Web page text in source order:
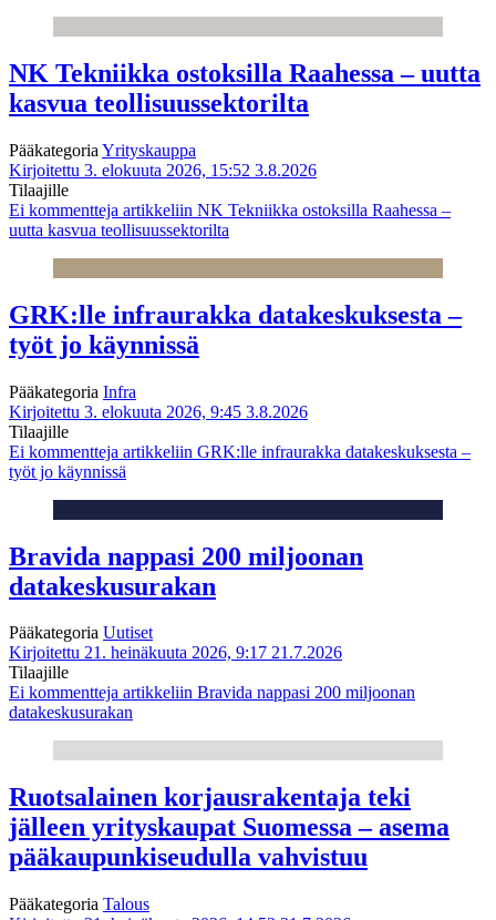
NK Tekniikka ostoksilla Raahessa – uutta
kasvua teollisuussektorilta
Pääkategoria Yrityskauppa
Kirjoitettu 3. elokuuta 2026, 15:52 3.8.2026
Tilaajille
Ei kommentteja artikkeliin NK Tekniikka ostoksilla Raahessa –
uutta kasvua teollisuussektorilta
GRK:lle infraurakka datakeskuksesta –
työt jo käynnissä
Pääkategoria Infra
Kirjoitettu 3. elokuuta 2026, 9:45 3.8.2026
Tilaajille
Ei kommentteja artikkeliin GRK:lle infraurakka datakeskuksesta –
työt jo käynnissä
Bravida nappasi 200 miljoonan
datakeskusurakan
Pääkategoria Uutiset
Kirjoitettu 21. heinäkuuta 2026, 9:17 21.7.2026
Tilaajille
Ei kommentteja artikkeliin Bravida nappasi 200 miljoonan
datakeskusurakan
Ruotsalainen korjausrakentaja teki
jälleen yrityskaupat Suomessa – asema
pääkaupunkiseudulla vahvistuu
Pääkategoria Talous